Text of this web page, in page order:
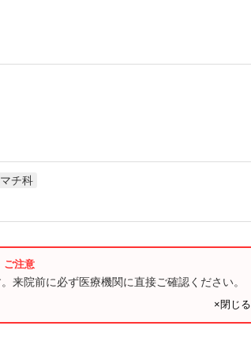
チ科
来院前に必ず医療機関に直接ご確認ください。
×閉じる